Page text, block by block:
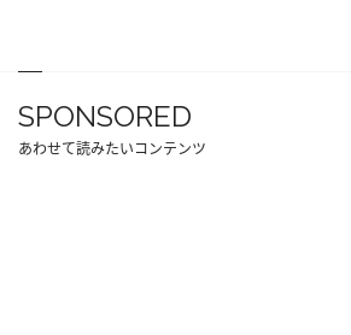
SPONSORED
あわせて読みたいコンテンツ